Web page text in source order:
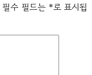
필수 필드는 *로 표시됩